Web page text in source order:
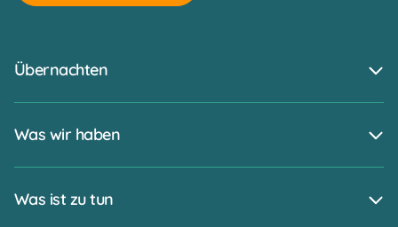
Übernachten
Was wir haben
Was ist zu tun